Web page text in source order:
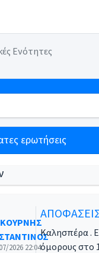
Ενότητες
ερωτήσεις
2026 22:04
Καλησπέρα .
όμορους στο